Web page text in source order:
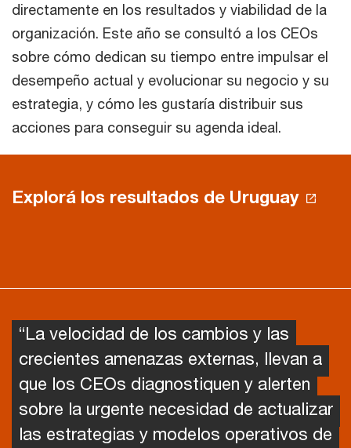
directamente en los resultados y viabilidad de la
organización. Este año se consultó a los CEOs
sobre cómo dedican su tiempo entre impulsar el
desempeño actual y evolucionar su negocio y su
estrategia, y cómo les gustaría distribuir sus
acciones para conseguir su agenda ideal.
Explorá los resultados de Uruguay
“La velocidad de los cambios y las
crecientes amenazas externas, llevan a
que los CEOs diagnostiquen y alerten
sobre la urgente necesidad de actualizar
las estrategias y modelos operativos de